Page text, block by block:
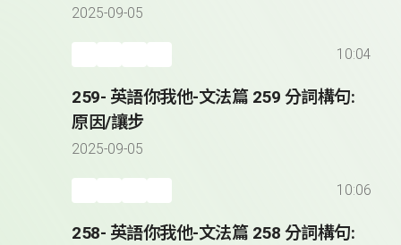
adverbs)
2025-09-05
10:04
259- 英語你我他-文法篇 259 分詞構句:
原因/讓步
2025-09-05
10:06
258- 英語你我他-文法篇 258 分詞構句: